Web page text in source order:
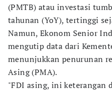
(PMTB) atau investasi
tahunan (YoY), tertinggi
Namun, Ekonom Senior
mengutip data dari
menunjukkan penurunan
Asing (PMA).
"FDI asing, ini keterangan